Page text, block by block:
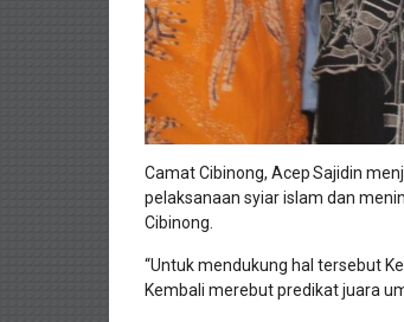
Camat Cibinong, Acep Sajidin
pelaksanaan syiar islam dan
Cibinong.
“Untuk mendukung hal tersebut
Kembali merebut predikat juara